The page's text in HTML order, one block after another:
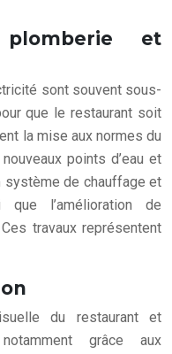
et
sont souvent sous-
que le restaurant soit
la mise aux normes du
points d’eau et
système de chauffage et
l’amélioration de
travaux représentent
du restaurant et
grâce aux